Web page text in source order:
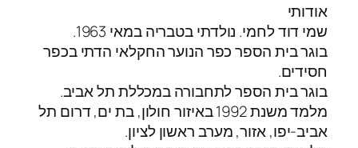
אודותי
שמי דוד לחמי. נולדתי בטבריה במאי 1963.
בוגר בית הספר כפר הנוער החקלאי הדתי בכפר
חסידים.
בוגר בית הספר לתחבורה במכללת תל אביב.
מלמד משנת 1992 באיזור חולון, בת ים, דרום תל
אביב-יפו, אזור, מערב ראשון לציון.